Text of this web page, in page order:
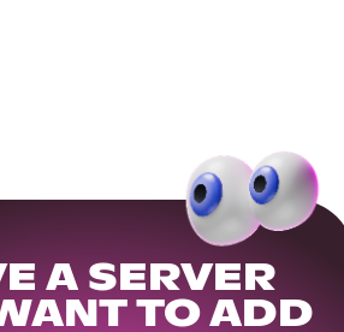
A SERVER
TO ADD